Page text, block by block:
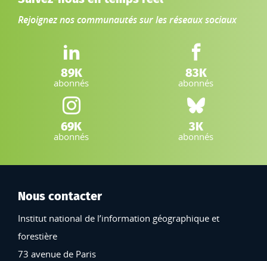
Rejoignez nos communautés sur les réseaux sociaux
LinkedIn IGN :
89K
abonnés
Facebook IGN :
83K
abonnés
Instagram IGN :
69K
abonnés
Bluesky :
3K
abonnés
Nous contacter
Institut national de l’information géographique et
forestière
73 avenue de Paris